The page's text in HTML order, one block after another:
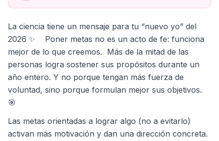
La ciencia tiene un mensaje para tu “nuevo yo” del
2026 ✨ Poner metas no es un acto de fe: funciona
mejor de lo que creemos. Más de la mitad de las
personas logra sostener sus propósitos durante un
año entero. Y no porque tengan más fuerza de
voluntad, sino porque formulan mejor sus objetivos.
🎯
Las metas orientadas a lograr algo (no a evitarlo)
activan más motivación y dan una dirección concreta.